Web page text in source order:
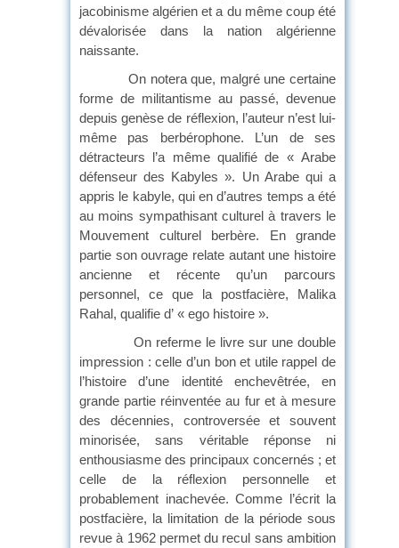
jacobinisme algérien et a du même coup été
dévalorisée dans la nation algérienne
naissante.
On notera que, malgré une certaine
forme de militantisme au passé, devenue
depuis genèse de réflexion, l’auteur n’est lui-
même pas berbérophone. L’un de ses
détracteurs l’a même qualifié de « Arabe
défenseur des Kabyles ». Un Arabe qui a
appris le kabyle, qui en d’autres temps a été
au moins sympathisant culturel à travers le
Mouvement culturel berbère. En grande
partie son ouvrage relate autant une histoire
ancienne et récente qu’un parcours
personnel, ce que la postfacière, Malika
Rahal, qualifie d’ « ego histoire ».
On referme le livre sur une double
impression : celle d’un bon et utile rappel de
l’histoire d’une identité enchevêtrée, en
grande partie réinventée au fur et à mesure
des décennies, controversée et souvent
minorisée, sans véritable réponse ni
enthousiasme des principaux concernés ; et
celle de la réflexion personnelle et
probablement inachevée. Comme l’écrit la
postfacière, la limitation de la période sous
revue à 1962 permet du recul sans ambition